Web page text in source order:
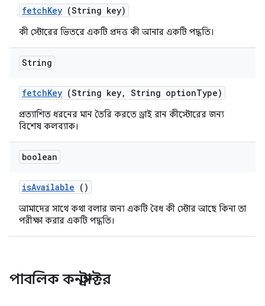
fetchKey (String key)
কী স্টোরের ভিতরে একটি প্রদত্ত কী আনার একটি পদ্ধতি।
String
fetchKey (String key, String optionType)
প্রত্যাশিত ধরনের মান তৈরি করতে ড্রাই রান কীস্টোরের জন্য
বিশেষ কলব্যাক।
boolean
isAvailable ()
আমাদের সাথে কথা বলার জন্য একটি বৈধ কী স্টোর আছে কিনা তা
পরীক্ষা করার একটি পদ্ধতি।
পাবলিক কনস্ট্রাক্টর